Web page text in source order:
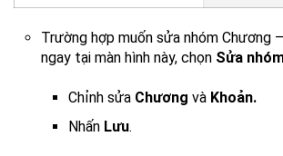
Trường hợp muốn sửa nhóm Chương
ngay tại màn hình này, chọn Sửa
Chỉnh sửa Chương và Khoản.
Nhấn Lưu.